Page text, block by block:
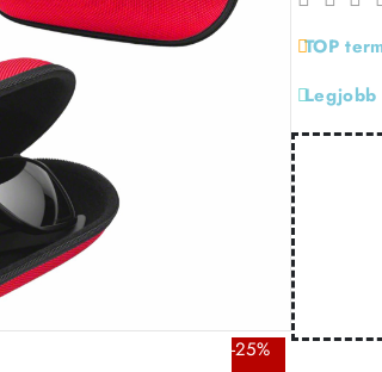
-25%
TOP
Legjobb